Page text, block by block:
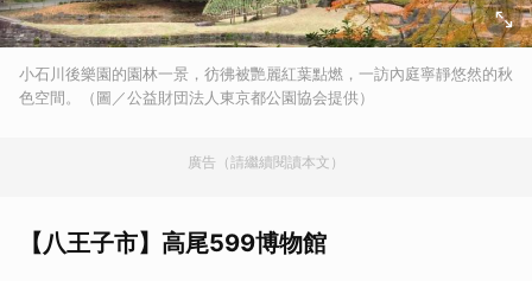
小石川後樂園的園林一景，彷彿被艷麗紅葉點燃，一訪內庭寧靜悠然的秋
色空間。（圖／公益財団法人東京都公園協会提供）
廣告（請繼續閱讀本文）
【八王子市】高尾599博物館